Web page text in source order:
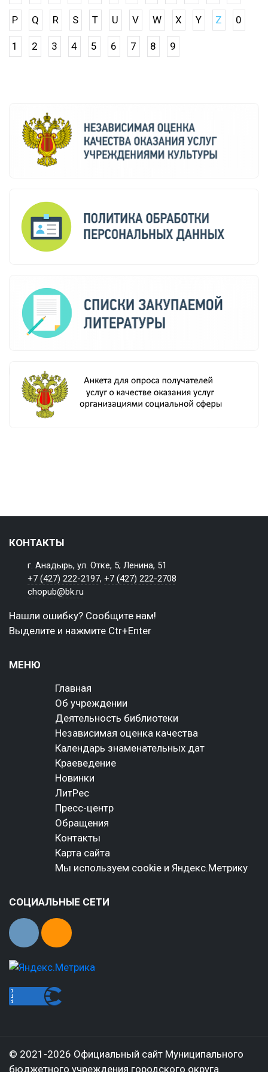
P Q R S T U V W X Y Z 0
1 2 3 4 5 6 7 8 9
КОНТАКТЫ
г. Анадырь, ул. Отке, 5; Ленина, 51
+7 (427) 222-2197,+7 (427) 222-2708
chopub@bk.ru
Нашли ошибку? Сообщите нам!
Выделите и нажмите Ctr+Enter
МЕНЮ
Главная
Об учреждении
Деятельность библиотеки
Независимая оценка качества
Календарь знаменательных дат
Краеведение
Новинки
ЛитРес
Пресс-центр
Обращения
Контакты
Карта сайта
Мы используем cookie и Яндекс.Метрику
СОЦИАЛЬНЫЕ СЕТИ
© 2021-2026 Официальный сайт Муниципального
бюджетного учреждения городского округа